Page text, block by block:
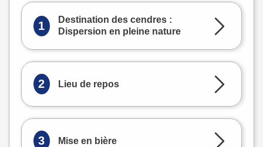
1
Destination des cendres :
Dispersion en pleine nature
2 Lieu de repos
3 Mise en bière